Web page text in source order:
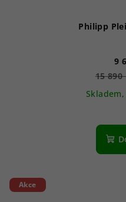
Philipp
9
15 890
Akce